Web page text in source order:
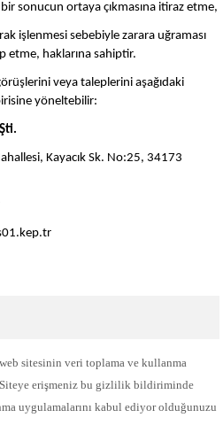
sonucun ortaya çıkmasına itiraz etme,
işlenmesi sebebiyle zarara uğraması
etme, haklarına sahiptir.
veya taleplerini aşağıdaki
yöneltebilir:
Kayacık Sk. No:25, 34173
web sitesinin veri toplama ve kullanma
Siteye erişmeniz bu gizlilik bildiriminde
uygulamalarını kabul ediyor olduğunuzu